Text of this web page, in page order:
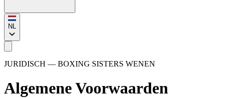
NL
JURIDISCH — BOXING SISTERS WENEN
Algemene Voorwaarden